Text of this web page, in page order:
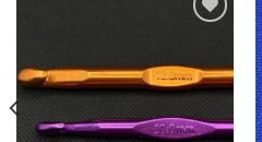
списку
бажань